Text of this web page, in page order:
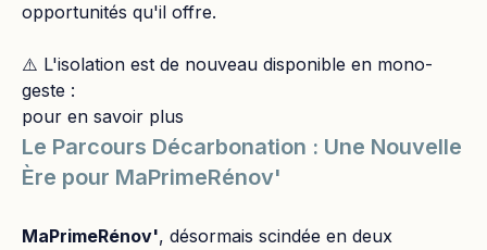
opportunités qu'il offre.
⚠️ L'isolation est de nouveau disponible en mono-
geste :
pour en savoir plus
Le Parcours Décarbonation : Une Nouvelle
Ère pour MaPrimeRénov'
MaPrimeRénov', désormais scindée en deux